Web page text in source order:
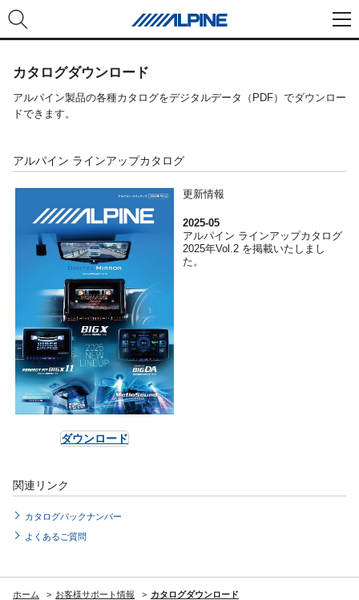
カタログダウンロード
アルパイン製品の各種カタログをデジタルデータ（PDF）でダウンロー
ドできます。
アルパイン ラインアップカタログ
ダウンロード
更新情報
2025-05
アルパイン ラインアップカタログ
2025年Vol.2 を掲載いたしまし
た。
関連リンク
カタログバックナンバー
よくあるご質問
ホーム お客様サポート情報 カタログダウンロード